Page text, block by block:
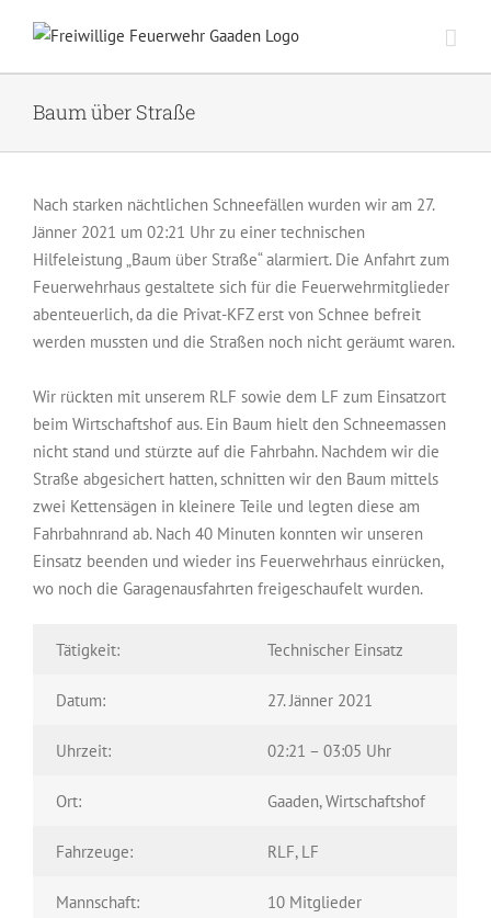
Inhalt
springen
Baum über Straße
Nach starken nächtlichen Schneefällen wurden wir am 27.
Jänner 2021 um 02:21 Uhr zu einer technischen
Hilfeleistung „Baum über Straße“ alarmiert. Die Anfahrt zum
Feuerwehrhaus gestaltete sich für die Feuerwehrmitglieder
abenteuerlich, da die Privat-KFZ erst von Schnee befreit
werden mussten und die Straßen noch nicht geräumt waren.
Wir rückten mit unserem RLF sowie dem LF zum Einsatzort
beim Wirtschaftshof aus. Ein Baum hielt den Schneemassen
nicht stand und stürzte auf die Fahrbahn. Nachdem wir die
Straße abgesichert hatten, schnitten wir den Baum mittels
zwei Kettensägen in kleinere Teile und legten diese am
Fahrbahnrand ab. Nach 40 Minuten konnten wir unseren
Einsatz beenden und wieder ins Feuerwehrhaus einrücken,
wo noch die Garagenausfahrten freigeschaufelt wurden.
Tätigkeit: Technischer Einsatz
Datum: 27. Jänner 2021
Uhrzeit: 02:21 – 03:05 Uhr
Ort: Gaaden, Wirtschaftshof
Fahrzeuge: RLF, LF
Mannschaft: 10 Mitglieder